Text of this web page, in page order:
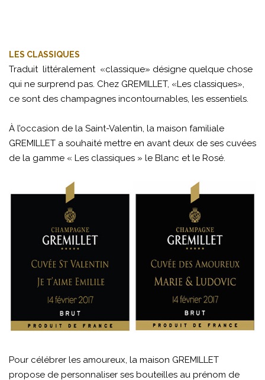
LES CLASSIQUES
Traduit littéralement «classique» désigne quelque chose
qui ne surprend pas. Chez GREMILLET, «Les classiques»,
ce sont des champagnes incontournables, les essentiels.
À l’occasion de la Saint-Valentin, la maison familiale
GREMILLET a souhaité mettre en avant deux de ses cuvées
de la gamme « Les classiques » le Blanc et le Rosé.
Pour célébrer les amoureux, la maison GREMILLET
propose de personnaliser ses bouteilles au prénom de